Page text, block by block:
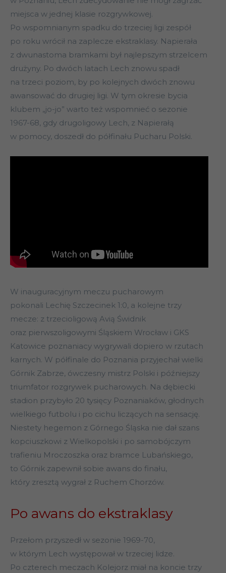
miejsca w jednej klasie rozgrywkowej.
Po wspomnianym spadku do trzeciej ligi zespół
po roku wrócił na zaplecze ekstraklasy. Napierała
z dwunastoma bramkami był najlepszym strzelcem
drużyny. Po dwóch latach Lech znowu spadł
na trzeci poziom, by po kolejnych dwóch znowu
awansować do drugiej ligi. W tym okresie bycia
klubem „jo-jo” warto też wspomnieć o sezonie
1967-68, gdy drugoligowy Lech, z Napierałą
w pomocy, doszedł do półfinału Pucharu Polski.
W inauguracyjnym meczu pucharowym
pokonali Lechię Szczecinek 1:0, a kolejne trzy
mecze: z trzecioligową Avią Świdnik
oraz pierwszoligowymi Śląskiem Wrocław i GKS
Katowice poznaniacy wygrywali dopiero w rzutach
karnych. W półfinale do Poznania przyjechał wielki
Górnik Zabrze, ówczesny mistrz Polski i późniejszy
triumfator rozgrywek pucharowych. Na dębiecki
stadion przybyło 20 tysięcy Poznaniaków, głodnych
wielkiego futbolu i po cichu liczących na sensację.
Niestety hegemon z Górnego Śląska nie dał szans
kopciuszkowi z Wielkopolski i po samobójczym
trafieniu Mroczoszka oraz bramce Lubańskiego,
to Górnik zapewnił sobie awans do finału,
który zresztą wygrał z Ruchem Chorzów.
Po awans do ekstraklasy
Przełom przyszedł w sezonie 1969-70,
w którym Lech występował w trzeciej lidze.
Po czterech meczach Kolejorz miał na koncie trzy